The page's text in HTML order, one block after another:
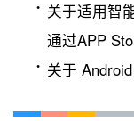
关于适用智
通过APP
关于